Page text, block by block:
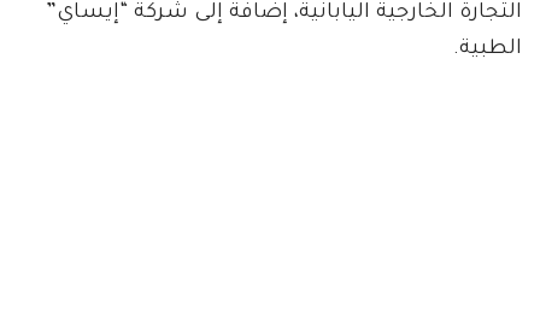
التجارة الخارجية اليابانية، إضافة إلى شركة “إيساي”
الطبية.